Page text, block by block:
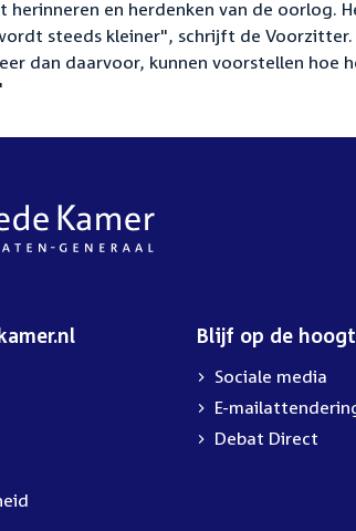
herinneren en herdenken van de oorlog.
steeds kleiner", schrijft de
dan daarvoor, kunnen voorstellen
Blijf op de
Sociale media
E-
Debat Direct